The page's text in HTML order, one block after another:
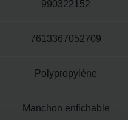
990322152
7613367052709
Polypropylène
Manchon enfichable